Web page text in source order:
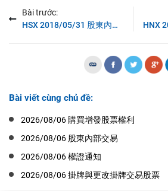
Bài trước:
HSX 2018/05/31 股東內部交易
Bài viết cùng chủ đề:
2026/08/06 購買增發股票權利
2026/08/06 股東內部交易
2026/08/06 權證通知
2026/08/06 掛牌與更改掛牌交易股票